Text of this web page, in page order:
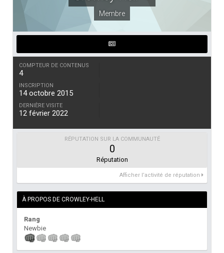
Membre
COMPTEUR DE CONTENUS
4
INSCRIPTION
14 octobre 2015
DERNIÈRE VISITE
12 février 2022
RÉPUTATION SUR LA COMMUNAUTÉ
0
Réputation
Afficher l’activité de réputation
À PROPOS DE CROWLEY-HELL
Rang
Newbie